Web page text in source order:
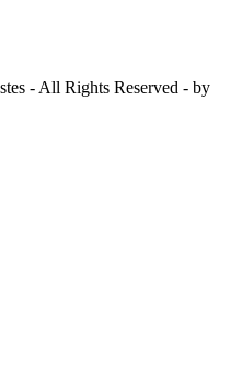
- All Rights Reserved - by